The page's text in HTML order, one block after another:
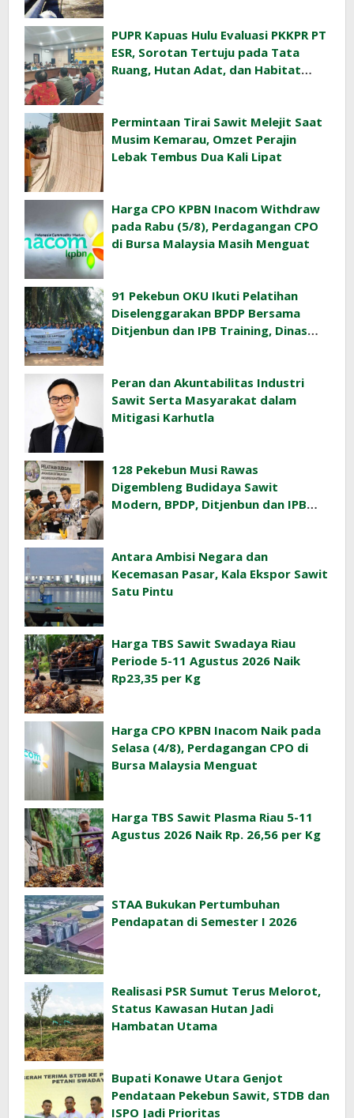
PUPR Kapuas Hulu Evaluasi PKKPR PT
ESR, Sorotan Tertuju pada Tata
Ruang, Hutan Adat, dan Habitat
Permintaan Tirai Sawit Melejit Saat
Musim Kemarau, Omzet Perajin
Lebak Tembus Dua Kali Lipat
Harga CPO KPBN Inacom Withdraw
pada Rabu (5/8), Perdagangan CPO
di Bursa Malaysia Masih Menguat
91 Pekebun OKU Ikuti Pelatihan
Diselenggarakan BPDP Bersama
Ditjenbun dan IPB Training, Dinas
Peran dan Akuntabilitas Industri
Sawit Serta Masyarakat dalam
Mitigasi Karhutla
128 Pekebun Musi Rawas
Digembleng Budidaya Sawit
Modern, BPDP, Ditjenbun dan IPB
Antara Ambisi Negara dan
Kecemasan Pasar, Kala Ekspor Sawit
Satu Pintu
Harga TBS Sawit Swadaya Riau
Periode 5-11 Agustus 2026 Naik
Rp23,35 per Kg
Harga CPO KPBN Inacom Naik pada
Selasa (4/8), Perdagangan CPO di
Bursa Malaysia Menguat
Harga TBS Sawit Plasma Riau 5-11
Agustus 2026 Naik Rp. 26,56 per Kg
STAA Bukukan Pertumbuhan
Pendapatan di Semester I 2026
Realisasi PSR Sumut Terus Melorot,
Status Kawasan Hutan Jadi
Hambatan Utama
Bupati Konawe Utara Genjot
Pendataan Pekebun Sawit, STDB dan
ISPO Jadi Prioritas